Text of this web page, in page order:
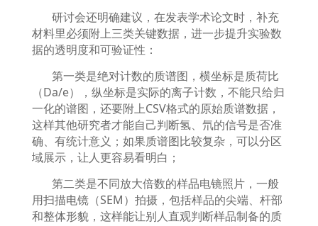
研讨会还明确建议，在发表学术论文时，补充
材料里必须附上三类关键数据，进一步提升实验数
据的透明度和可验证性：
第一类是绝对计数的质谱图，横坐标是质荷比
（Da/e），纵坐标是实际的离子计数，不能只给归
一化的谱图，还要附上CSV格式的原始质谱数据，
这样其他研究者才能自己判断氢、氘的信号是否准
确、有统计意义；如果质谱图比较复杂，可以分区
域展示，让人更容易看明白；
第二类是不同放大倍数的样品电镜照片，一般
用扫描电镜（SEM）拍摄，包括样品的尖端、杆部
和整体形貌，这样能让别人直观判断样品制备的质